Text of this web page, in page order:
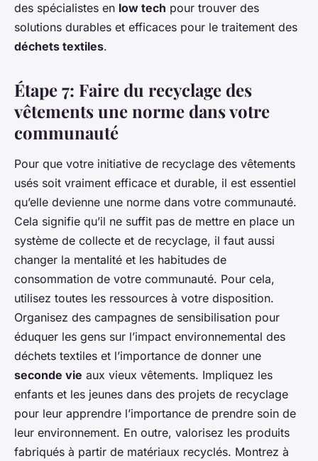
des spécialistes en low tech pour trouver des
solutions durables et efficaces pour le traitement des
déchets textiles.
Étape 7: Faire du recyclage des
vêtements une norme dans votre
communauté
Pour que votre initiative de recyclage des vêtements
usés soit vraiment efficace et durable, il est essentiel
qu’elle devienne une norme dans votre communauté.
Cela signifie qu’il ne suffit pas de mettre en place un
système de collecte et de recyclage, il faut aussi
changer la mentalité et les habitudes de
consommation de votre communauté. Pour cela,
utilisez toutes les ressources à votre disposition.
Organisez des campagnes de sensibilisation pour
éduquer les gens sur l’impact environnemental des
déchets textiles et l’importance de donner une
seconde vie aux vieux vêtements. Impliquez les
enfants et les jeunes dans des projets de recyclage
pour leur apprendre l’importance de prendre soin de
leur environnement. En outre, valorisez les produits
fabriqués à partir de matériaux recyclés. Montrez à